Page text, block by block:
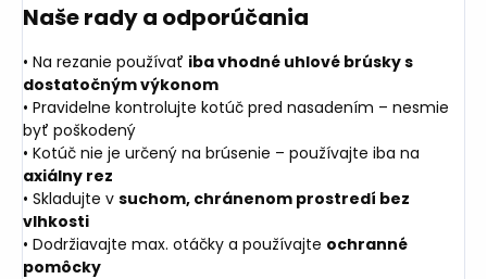
Naše rady a odporúčania
• Na rezanie používať iba vhodné uhlové brúsky s
dostatočným výkonom
• Pravidelne kontrolujte kotúč pred nasadením – nesmie
byť poškodený
• Kotúč nie je určený na brúsenie – používajte iba na
axiálny rez
• Skladujte v suchom, chránenom prostredí bez
vlhkosti
• Dodržiavajte max. otáčky a používajte ochranné
pomôcky